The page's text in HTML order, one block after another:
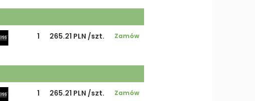
1 265.21 PLN /szt. Zamów
1 265.21 PLN /szt. Zamów